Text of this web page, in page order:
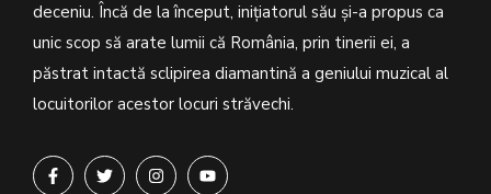
deceniu. Încă de la început, inițiatorul său şi-a propus ca
unic scop să arate lumii că România, prin tinerii ei, a
păstrat intactă sclipirea diamantină a geniului muzical al
locuitorilor acestor locuri străvechi.